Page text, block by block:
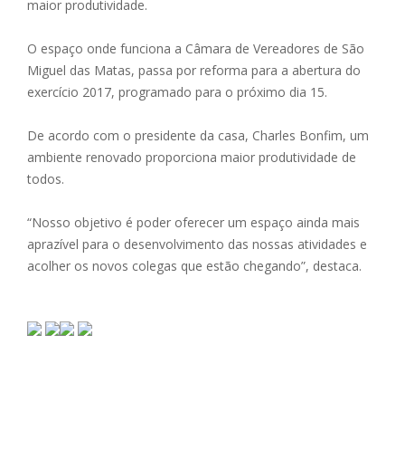
maior produtividade.
O espaço onde funciona a Câmara de Vereadores de São
Miguel das Matas, passa por reforma para a abertura do
exercício 2017, programado para o próximo dia 15.
De acordo com o presidente da casa, Charles Bonfim, um
ambiente renovado proporciona maior produtividade de
todos.
“Nosso objetivo é poder oferecer um espaço ainda mais
aprazível para o desenvolvimento das nossas atividades e
acolher os novos colegas que estão chegando”, destaca.